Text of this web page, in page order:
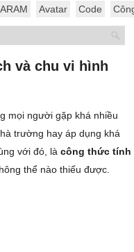
ARAM Avatar Code
và chu vi hình
mọi người gặp khá nhiều
trường hay áp dụng khá
với đó, là công thức tính
thể nào thiếu được.